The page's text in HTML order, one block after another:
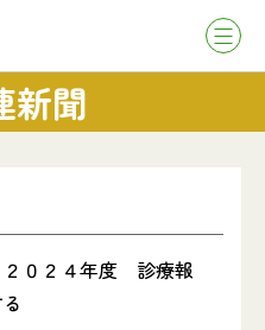
新聞
０２４年度 診療報